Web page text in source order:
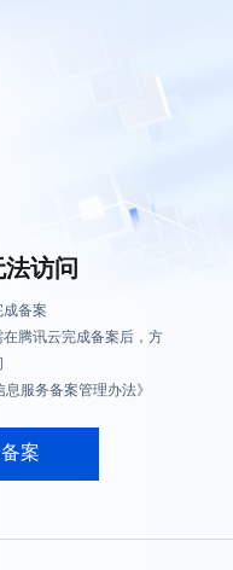
法访问
备案
腾讯云完成备案后，方
服务备案管理办法》
案